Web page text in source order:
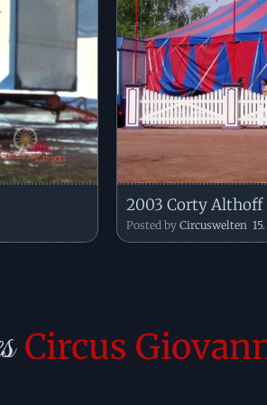
2003 Corty Althoff
Posted by Circuswelten
Circus